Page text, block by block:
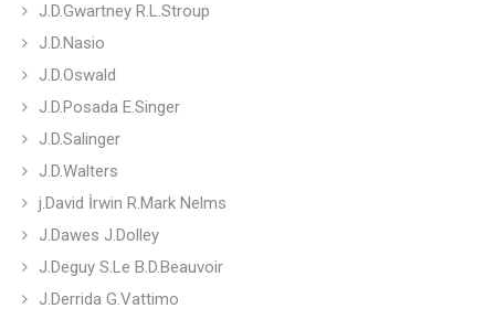
J.D.Gwartney R.L.Stroup
J.D.Nasio
J.D.Oswald
J.D.Posada E.Singer
J.D.Salinger
J.D.Walters
j.David İrwin R.Mark Nelms
J.Dawes J.Dolley
J.Deguy S.Le B.D.Beauvoir
J.Derrida G.Vattimo